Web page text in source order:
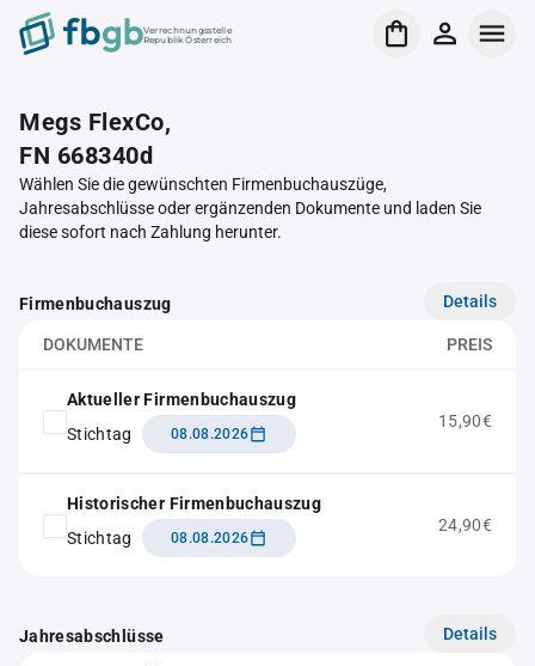
Verrechnungsstelle
Republik Österreich
Megs FlexCo,
FN 668340d
Wählen Sie die gewünschten Firmenbuchauszüge,
Jahresabschlüsse oder ergänzenden Dokumente und laden Sie
diese sofort nach Zahlung herunter.
Firmenbuchauszug Details
DOKUMENTE PREIS
Aktueller Firmenbuchauszug
Stichtag
08.08.2026
15,90€
Historischer Firmenbuchauszug
Stichtag
08.08.2026
24,90€
Jahresabschlüsse Details